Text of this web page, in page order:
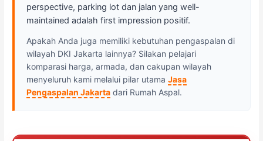
perspective, parking lot dan jalan yang well-
maintained adalah first impression positif.
Apakah Anda juga memiliki kebutuhan pengaspalan di
wilayah DKI Jakarta lainnya? Silakan pelajari
komparasi harga, armada, dan cakupan wilayah
menyeluruh kami melalui pilar utamaJasa
Pengaspalan Jakarta dari Rumah Aspal.